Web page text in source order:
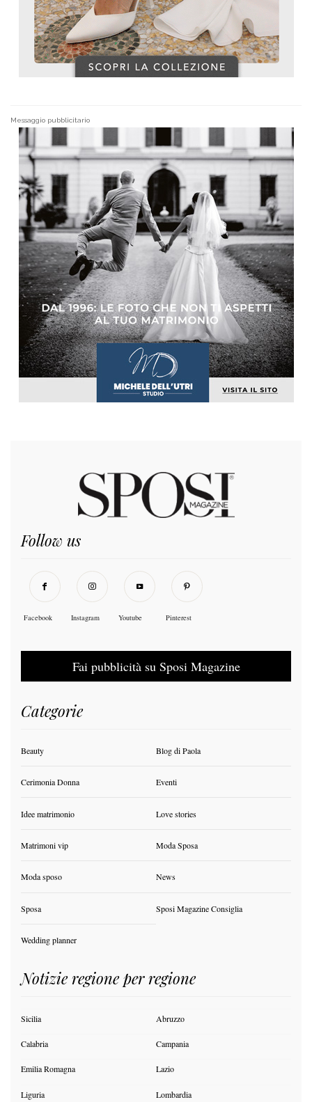
Messaggio pubblicitario
Follow us
Facebook Instagram Youtube Pinterest
Fai pubblicità su Sposi Magazine
Categorie
Beauty Blog di Paola
Cerimonia Donna Eventi
Idee matrimonio Love stories
Matrimoni vip Moda Sposa
Moda sposo News
Sposa Sposi Magazine Consiglia
Wedding planner
Notizie regione per regione
Sicilia Abruzzo
Calabria Campania
Emilia Romagna Lazio
Liguria Lombardia